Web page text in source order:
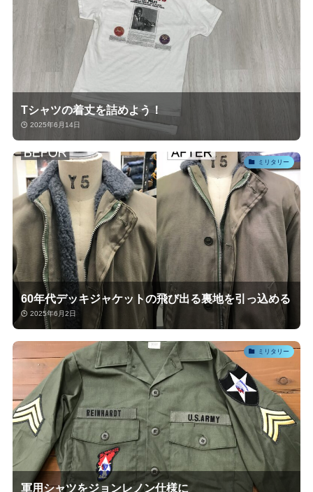
Tシャツの着丈を詰めよう！
2025年6月14日
ミリタリー
60年代デッキジャケットの飛び出る裏地を引っ込める
2025年6月2日
ミリタリー
軍用シャツをジョンレノン仕様に